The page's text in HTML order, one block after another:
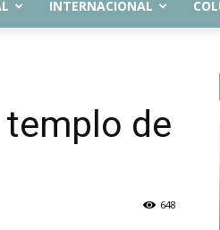
INTERNACIONAL
de
648